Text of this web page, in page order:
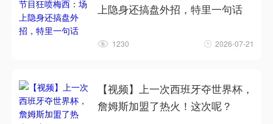
上隐身还搞盘外招，特里一句话
1230 2026-07-21
【视频】上一次西班牙夺世界杯，
詹姆斯加盟了热火！这次呢？